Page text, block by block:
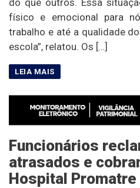
físico e emocional para
trabalho e até a qualidade
escola”, relatou. Os […]
Funcionários
atrasados e
Hospital Promatre